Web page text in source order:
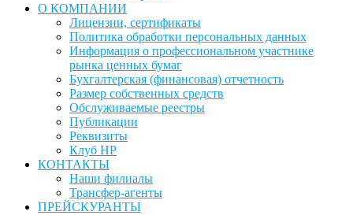
О КОМПАНИИ
Лицензии, сертификаты
Политика обработки персональных данных
Информация о профессиональном участнике
рынка ценных бумаг
Бухгалтерская (финансовая) отчетность
Размер собственных средств
Обслуживаемые реестры
Публикации
Реквизиты
Клуб НР
КОНТАКТЫ
Наши филиалы
Трансфер-агенты
ПРЕЙСКУРАНТЫ